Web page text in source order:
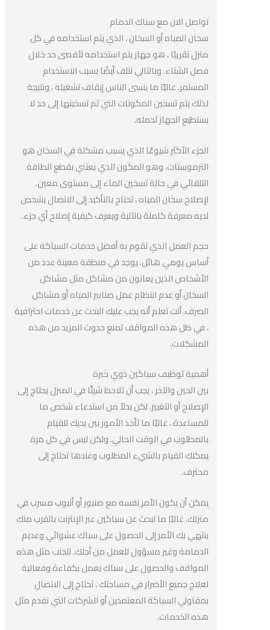
تواصل الان مع سباك الدمام
سخان المياه أو السخان ، الذي يتم استخدامه في كل
منزل تقريبًا ، هو جهاز يتم استخدامه لأقصى حد خلال
فصل الشتاء. وبالتالي تتلف أيضًا بسبب الاستخدام
المستمر. غالبًا ما ينسى الناس إيقاف تشغيله ، ونتيجة
لذلك يتم تسخين المكونات التي تم تسخينها إلى حد لا
يستطيع الجهاز تحمله.
الجزء الأكثر شيوعًا الذي يسبب مشكلة في السخان هو
الترموستات. وهو المكون الذي يعتني بقطع الطاقة
التلقائي في حالة تسخين الماء إلى مستوى معين.
لإصلاح سخان المياه ، تحتاج بالتأكيد إلى الاتصال بشخص
لديه معرفة كاملة بالآلية ويعرف كيفية إصلاح أي جزء.
حجم العمل الذي تقوم به أفضل خدمات السباكة على
أساس يومي هائل. يوجد في منطقة معينة عدد من
الأشخاص الذين يعانون من مشاكل مثل مشاكل
السخان أو عدم انتظام عمل صنابير المياه أو مشاكل
الصرف. أنت تعلم أنه يجب عليك البحث عن خدمات احترافية
، في ظل هذه المواقف لمنع حدوث المزيد من هذه
المشكلات.
أهمية توظيف سباكين ذوي خبرة
بين الحين والآخر ، يجب أن تلاحظ شيئًا في المنزل يحتاج إلى
الإصلاح أو التغيير. لكن بدلاً من استدعاء شخص ما
للمساعدة ، غالبًا ما تأخذ الأمور بين يديك للقيام
بالمطلوب في الوقت الحالي. ولكن ليس في كل مرة
يمكنك القيام بالشيء المطلوب وعندها تحتاج إلى
محترف.
يمكن أن يكون الأمر نفسه مع صنبور أو أنبوب مسرب في
منزلك. غالبًا ما تبحث عن سباكين عبر الإنترنت بالقرب منك
ينتهي بك الأمر إلى الحصول على سباك عشوائي وعديم
الدمامة وغير مسؤول للعمل من أجلك. لتجنب مثل هذه
المواقف والحصول على سباك يعمل بكفاءة وفعالية
لعلاج جميع الأضرار في مساحتك ، تحتاج إلى الاتصال
بمقاولي السباكة المعتمدين أو الشركات التي تقدم مثل
هذه الخدمات.